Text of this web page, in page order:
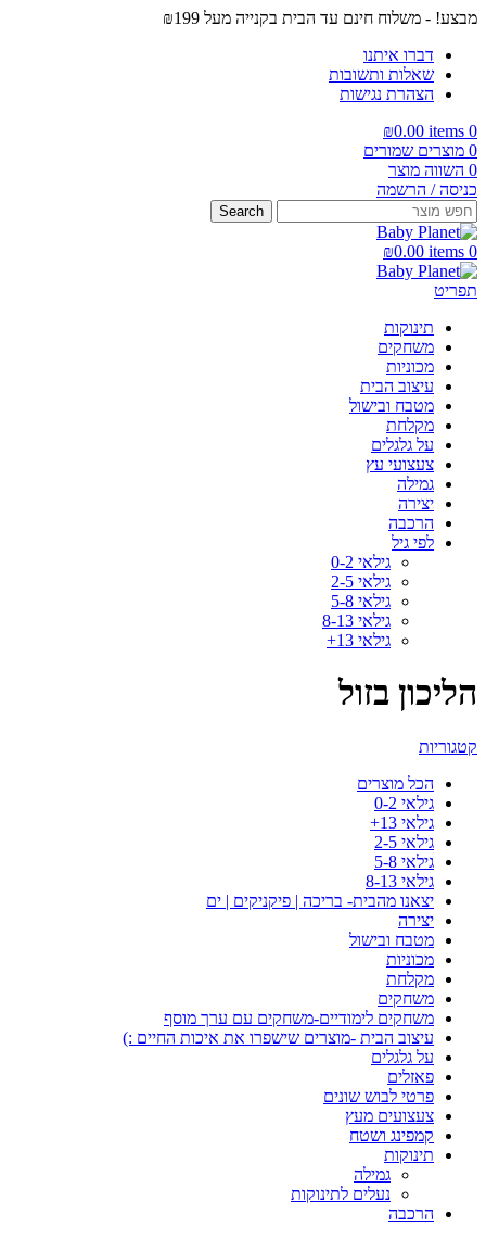
מבצע! - משלוח חינם עד הבית בקנייה מעל ₪199
דברו איתנו
שאלות ותשובות
הצהרת נגישות
0
items
₪0.00
0 מוצרים שמורים
0 השווה מוצר
כניסה / הרשמה
Search
0
items
₪0.00
תפריט
תינוקות
משחקים
מכוניות
עיצוב הבית
מטבח ובישול
מקלחת
על גלגלים
צעצועי עץ
גמילה
יצירה
הרכבה
לפי גיל
גילאי 0-2
גילאי 2-5
גילאי 5-8
גילאי 8-13
גילאי 13+
הליכון בזול
קטגוריות
הכל מוצרים
גילאי 0-2
גילאי 13+
גילאי 2-5
גילאי 5-8
גילאי 8-13
יצאנו מהבית- בריכה | פיקניקים | ים
יצירה
מטבח ובישול
מכוניות
מקלחת
משחקים
משחקים לימודיים-משחקים עם ערך מוסף
עיצוב הבית -מוצרים שישפרו את איכות החיים :)
על גלגלים
פאזלים
פרטי לבוש שונים
צעצועים מעץ
קמפינג ושטח
תינוקות
גמילה
נעלים לתינוקות
הרכבה